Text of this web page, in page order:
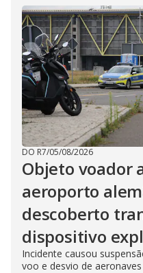
DO R7/05/08/2026
Objeto voador
aeroporto
descoberto
dispositivo
Incidente causou
voo e desvio de